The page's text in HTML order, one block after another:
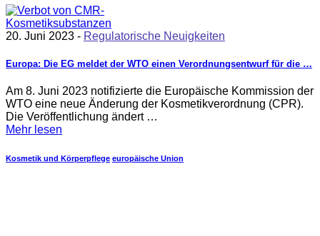
20. Juni 2023 - Regulatorische Neuigkeiten
Europa: Die EG meldet der WTO einen Verordnungsentwurf für die …
Am 8. Juni 2023 notifizierte die Europäische Kommission der
WTO eine neue Änderung der Kosmetikverordnung (CPR).
Die Veröffentlichung ändert …
Mehr lesen
Kosmetik und Körperpflege europäische Union